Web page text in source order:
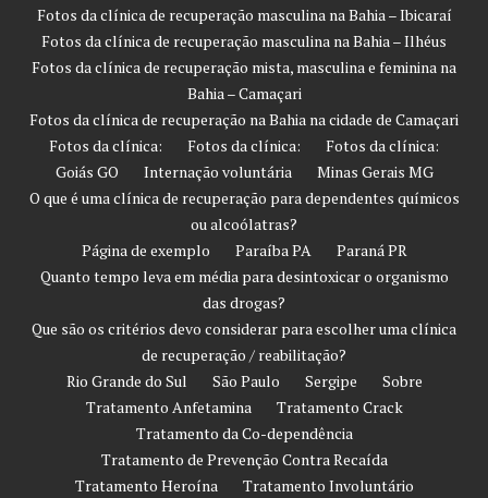
Fotos da clínica de recuperação masculina na Bahia – Ibicaraí
Fotos da clínica de recuperação masculina na Bahia – Ilhéus
Fotos da clínica de recuperação mista, masculina e feminina na
Bahia – Camaçari
Fotos da clínica de recuperação na Bahia na cidade de Camaçari
Fotos da clínica:
Fotos da clínica:
Fotos da clínica:
Goiás GO
Internação voluntária
Minas Gerais MG
O que é uma clínica de recuperação para dependentes químicos
ou alcoólatras?
Página de exemplo
Paraíba PA
Paraná PR
Quanto tempo leva em média para desintoxicar o organismo
das drogas?
Que são os critérios devo considerar para escolher uma clínica
de recuperação / reabilitação?
Rio Grande do Sul
São Paulo Sergipe
Sobre
Tratamento Anfetamina
Tratamento Crack
Tratamento da Co-dependência
Tratamento de Prevenção Contra Recaída
Tratamento Heroína
Tratamento Involuntário